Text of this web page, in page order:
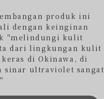
produk ini
dengan keinginan
"melindungi kulit
dari lingkungan kulit
keras di Okinawa, di
sinar ultraviolet sangat